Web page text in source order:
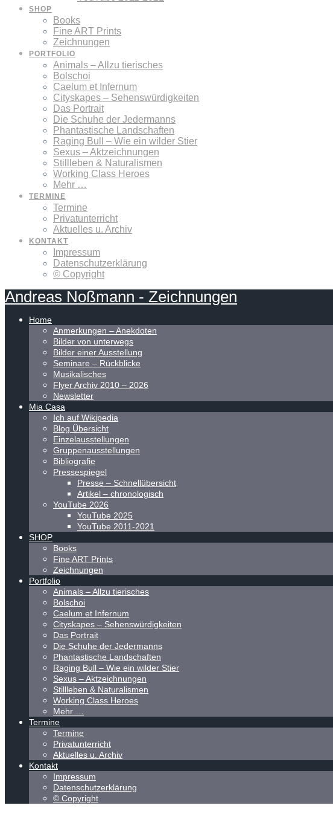
SHOP
Books
Fine ART Prints
Zeichnungen
PORTFOLIO
Animals – Allzu tierisches
Bolschoi
Caelum et Infernum
Cityskapes – Sehenswürdigkeiten
Das Portrait
Die Schuhe der Jedermanns
Phantastische Landschaften
Raging Bull – Wie ein wilder Stier
Sexus – Aktzeichnungen
Stillleben & Naturalismen
Working Class Heroes
Mehr …
TERMINE
Termine
Privatunterricht
Aktuelles u. Archiv
KONTAKT
Impressum
Datenschutzerklärung
© Copyright
Andreas Noßmann - Zeichnungen
Home
Anmerkungen – Anekdoten
Bilder von unterwegs
Bilder einer Ausstellung
Seminare – Rückblicke
Musikalisches
Flyer Archiv 2010 – 2026
Newsletter
Mia Casa
Ich auf Wikipedia
Blog Übersicht
Einzelausstellungen
Gruppenausstellungen
Bibliografie
Pressespiegel
Presse – Schnellübersicht
Artikel – chronologisch
YouTube 2026
YouTube 2025
YouTube 2011-2021
SHOP
Books
Fine ART Prints
Zeichnungen
Portfolio
Animals – Allzu tierisches
Bolschoi
Caelum et Infernum
Cityskapes – Sehenswürdigkeiten
Das Portrait
Die Schuhe der Jedermanns
Phantastische Landschaften
Raging Bull – Wie ein wilder Stier
Sexus – Aktzeichnungen
Stillleben & Naturalismen
Working Class Heroes
Mehr …
Termine
Termine
Privatunterricht
Aktuelles u. Archiv
Kontakt
Impressum
Datenschutzerklärung
© Copyright